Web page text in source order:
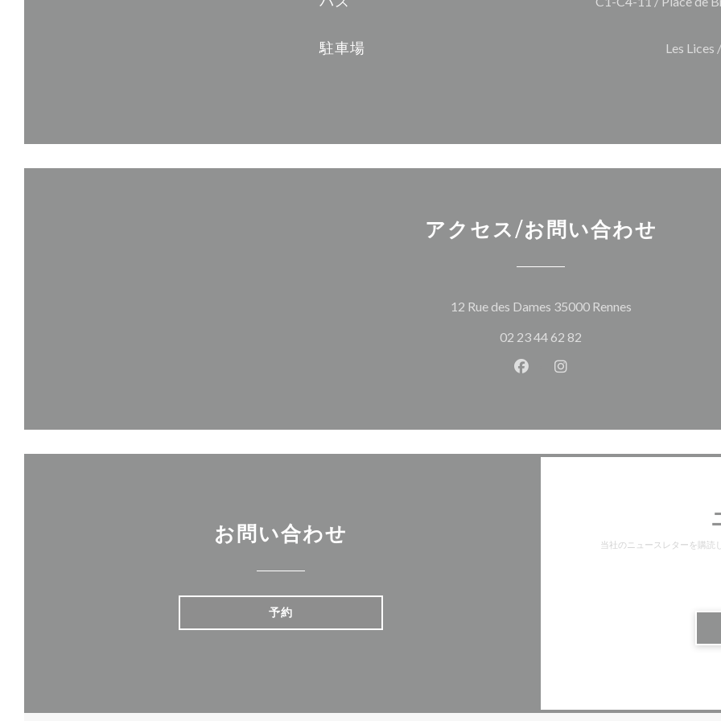
駐車場 Les Lices
アクセス/お問い合わせ
12 Rue des Dames 35000 Rennes((新しいウィン
02 23 44 62 82
Facebook ((新しいウィンドウ
Instagram ((新しいウィ
お問い合わせ
予約
当社のニュースレターを購読